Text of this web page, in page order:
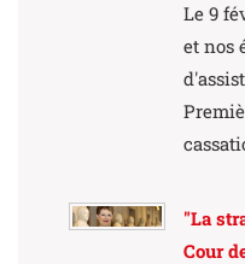
Le 9
et nos
"La
Cour